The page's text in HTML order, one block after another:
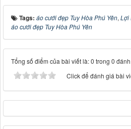
Tags: áo cưới đẹp Tuy Hòa Phú Yên, Lợi
áo cưới đẹp Tuy Hòa Phú Yên
Tổng số điểm của bài viết là: 0 trong 0
Click để đánh giá bài